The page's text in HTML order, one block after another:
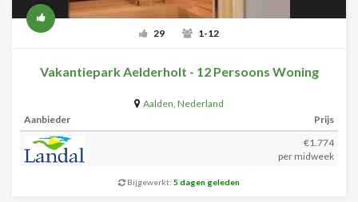
29 1-12
Vakantiepark Aelderholt - 12 Persoons Woning
Aalden, Nederland
Aanbieder
Prijs
€1.774
per midweek
Bijgewerkt: 5 dagen geleden